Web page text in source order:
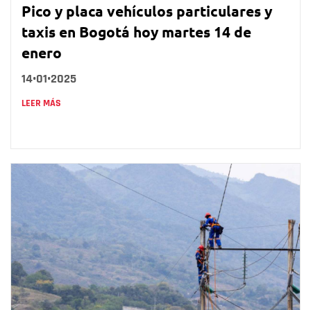
Pico y placa vehículos particulares y
taxis en Bogotá hoy martes 14 de
enero
14•01•2025
LEER MÁS